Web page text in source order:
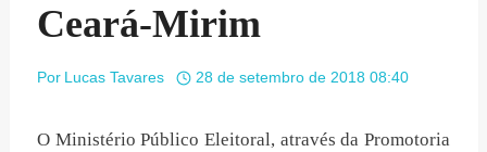
Ceará-Mirim
Por Lucas Tavares 28 de setembro de 2018 08:40
O Ministério Público Eleitoral, através da Promotoria